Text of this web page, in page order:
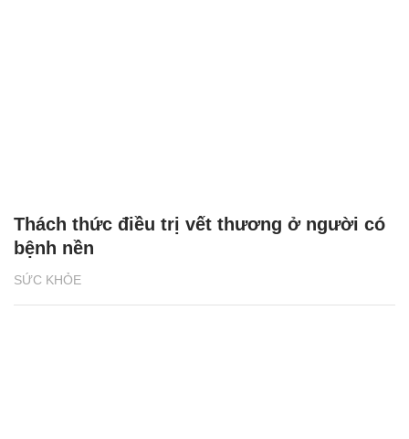
SỨC KHỎE
Thách thức điều trị vết thương ở người có
bệnh nền